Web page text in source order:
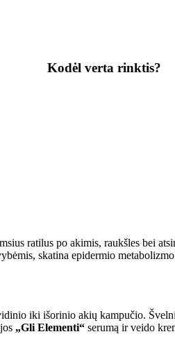
Kodėl verta rinktis?
ratilus po akimis, raukšles bei
skatina epidermio
iki išorinio akių kampučio.
„Gli Elementi“ serumą ir veido